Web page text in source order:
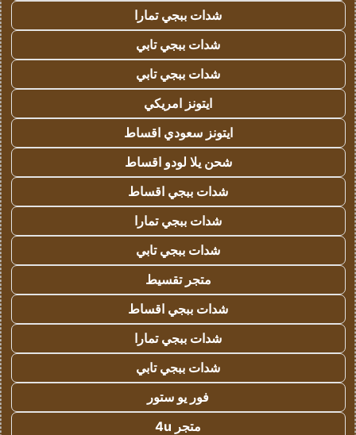
شدات ببجي تمارا
شدات ببجي تابي
شدات ببجي تابي
ايتونز امريكي
ايتونز سعودي اقساط
شحن يلا لودو اقساط
شدات ببجي اقساط
شدات ببجي تمارا
شدات ببجي تابي
متجر تقسيط
شدات ببجي اقساط
شدات ببجي تمارا
شدات ببجي تابي
فور يو ستور
متجر 4u